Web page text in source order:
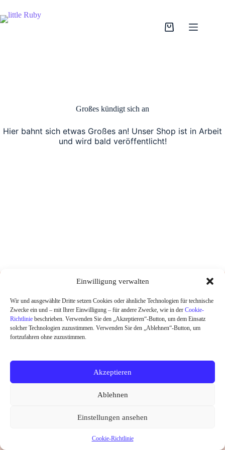
Einwilligung verwalten
Wir und ausgewählte Dritte setzen Cookies oder ähnliche Technologien für technische
Zwecke ein und – mit Ihrer Einwilligung – für andere Zwecke, wie in der Cookie-
Richtlinie beschrieben. Verwenden Sie den „Akzeptieren“-Button, um dem Einsatz
solcher Technologien zuzustimmen. Verwenden Sie den „Ablehnen“-Button, um
fortzufahren ohne zuzustimmen.
Akzeptieren
Ablehnen
Einstellungen ansehen
Cookie-Richtlinie
Inhalt
springen
Warenkorb
Großes kündigt sich an
Hier bahnt sich etwas Großes an! Unser Shop ist in Arbeit
und wird bald veröffentlicht!
DESIGNED UND HANDGEDRUCKT IN
HOME
SHOP
ABOUT
Widerrufsrecht Datenschutz AGB
Kontakt
Cookie-Richtlinie (EU)